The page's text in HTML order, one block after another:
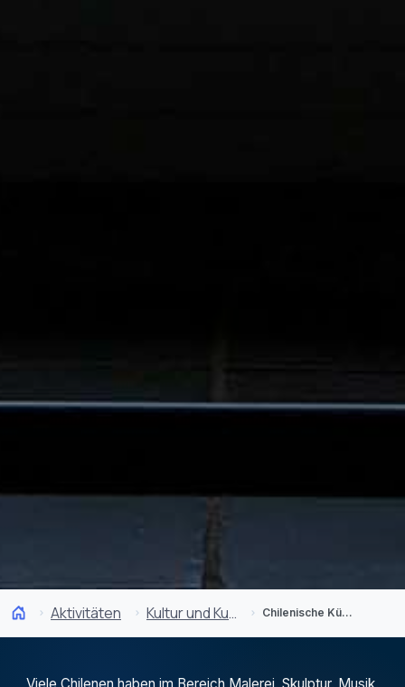
Aktivitäten Kultur und Kulturerbe Chilenische Künstler